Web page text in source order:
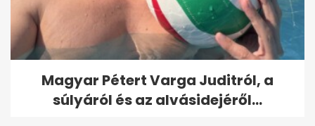
Magyar Pétert Varga Juditról, a
súlyáról és az alvásidejéről...